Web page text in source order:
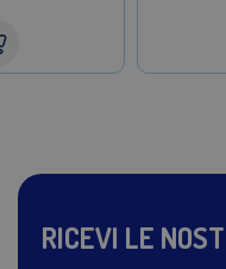
RICEVI LE